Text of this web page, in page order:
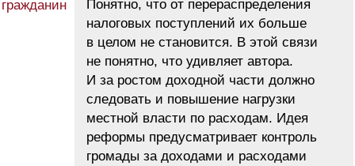
Понятно, что от перераспределения
налоговых поступлений их больше
в целом не становится. В этой связи
не понятно, что удивляет автора.
И за ростом доходной части должно
следовать и повышение нагрузки
местной власти по расходам. Идея
реформы предусматривает контроль
громады за доходами и расходами